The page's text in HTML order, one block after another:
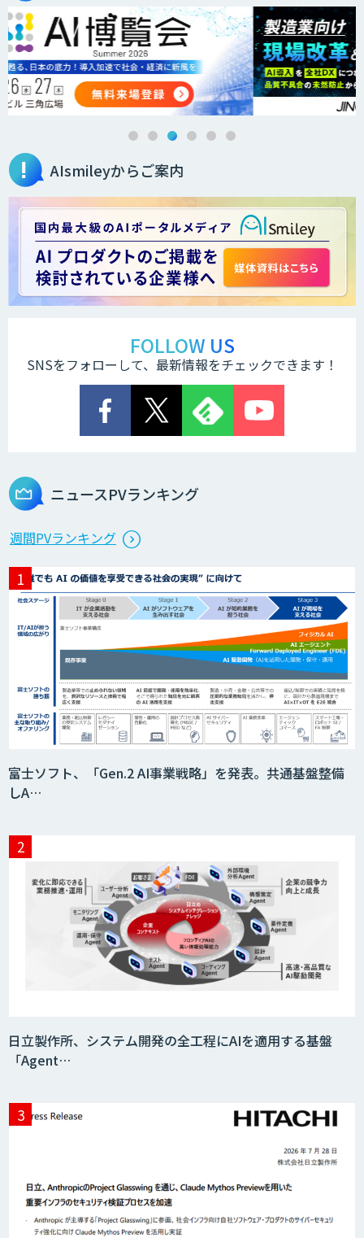
AIsmileyからご案内
FOLLOW US
SNSをフォローして、最新情報をチェックできます！
ニュースPVランキング
週間PVランキング
富士ソフト、「Gen.2 AI事業戦略」を発表。共通基盤整備
しA…
日立製作所、システム開発の全工程にAIを適用する基盤
「Agent…